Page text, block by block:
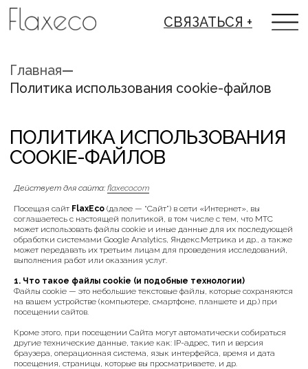
СВЯЗАТЬСЯ +
Политика использования cookie-файлов
ПОЛИТИКА ИСПОЛЬЗОВАНИЯ
Действует для сайта: flaxeco.com
Посещая сайт FlaxEco (далее — “Сайт”) в сети «Интернет», вы
соглашаетесь с настоящей политикой, в том числе с тем, что МТС
может использовать файлы cookie и иные данные для их последующей
обработки системами Google Analytics, Яндекс.Метрика и др., а также
может передавать их третьим лицам для проведения исследований,
выполнения работ или оказания услуг.
1. Что такое файлы cookie (и подобные технологии)
Файлы cookie — это небольшие текстовые файлы, которые сохраняются
на вашем устройстве (компьютере, смартфоне, планшете и др.) при
посещении сайтов.
Кроме этого, при посещении Сайта могут автоматически собираться
другие технические данные, такие как: IP-адрес, тип и версия
браузера, операционная система, язык интерфейса, время и дата
посещения, страницы, которые вы просматриваете, и др.